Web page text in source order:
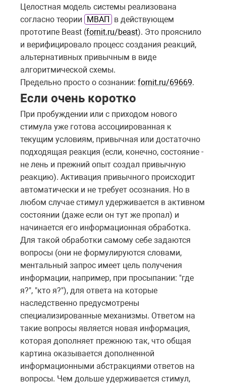
Целостная модель системы реализована
согласно теории
МВАП
в действующем
прототипе Beast (fornit.ru/beast). Это прояснило
и верифицировало процесс создания реакций,
альтернативных привычным в виде
алгоритмической схемы.
Предельно просто о сознании: fornit.ru/69669.
Если очень коротко
При пробуждении или с приходом нового
стимула уже готова ассоциированная к
текущим условиям, привычная или достаточно
подходящая реакция (если, конечно, состояние -
не лень и прежний опыт создал привычную
реакцию). Активация привычного происходит
автоматически и не требует осознания. Но в
любом случае стимул удерживается в активном
состоянии (даже если он тут же пропал) и
начинается его информационная обработка.
Для такой обработки самому себе задаются
вопросы (они не формулируются словами,
ментальный запрос имеет цель получения
информации, например, при просыпании: "где
я?", "кто я?"), для ответа на которые
наследственно предусмотрены
специализированные механизмы. Ответом на
такие вопросы является новая информация,
которая дополняет прежнюю так, что общая
картина оказывается дополненной
информационными абстракциями ответов на
вопросы. Чем дольше удерживается стимул,